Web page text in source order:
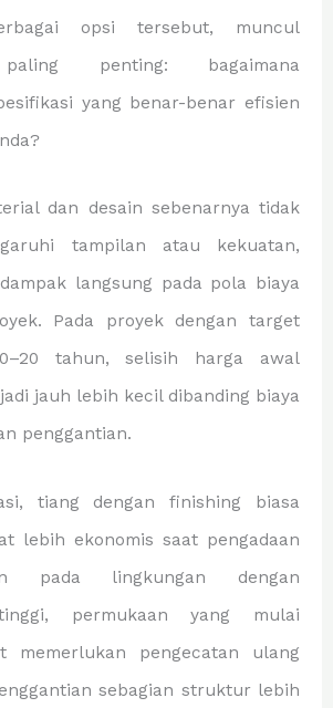
opsi tersebut, muncul
penting: bagaimana
yang benar-benar efisien
dan desain sebenarnya tidak
tampilan atau kekuatan,
langsung pada pola biaya
Pada proyek dengan target
tahun, selisih harga awal
jauh lebih kecil dibanding biaya
penggantian.
tiang dengan finishing biasa
lebih ekonomis saat pengadaan
pada lingkungan dengan
permukaan yang mulai
memerlukan pengecatan ulang
sebagian struktur lebih